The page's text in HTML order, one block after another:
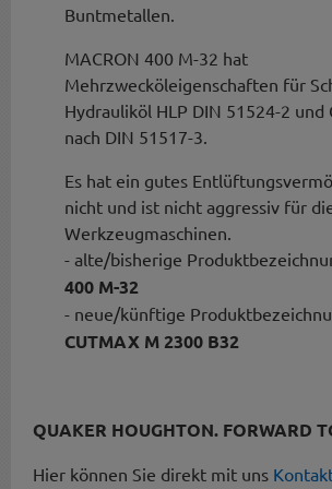
Buntmetallen.
MACRON 400 M-32 hat
Mehrzwecköleigenschaften für
Hydrauliköl HLP DIN 51524-2 und
nach DIN 51517-3.
Es hat ein gutes
nicht und ist nicht aggressiv für
Werkzeugmaschinen.
- alte/bisherige
400 M-32
- neue/künftige
CUTMAX M 2300 B32
QUAKER HOUGHTON. FORWARD
Hier können Sie direkt mit uns